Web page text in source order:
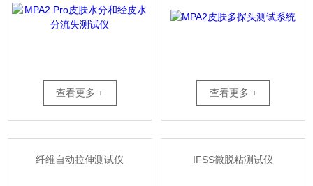
查看更多 + 查看更多 +
纤维自动拉伸测试仪 IFSS微脱粘测试仪